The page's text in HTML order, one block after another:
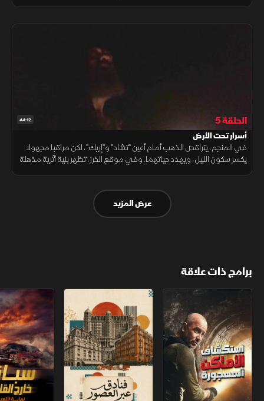
44:12 الحلقة 5
أسرار تحت الأرض
في المنجم، يتراقص الذهب أمام أعين "تشاد" و"إريك"، لكن مراقبا مجهولا
يكسر سكون الليل، ويهدد حياتهما. وفي موقع الخرز، تظهر بنية أثرية مذهلة
عرض المزيد
برامج ذات علاقة
استكشاف الأماكن المهجورة فنادق عبر العصور سباق خارج